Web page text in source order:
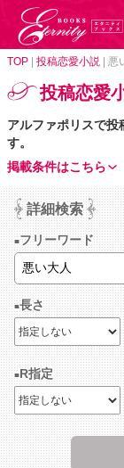
TOP 投稿恋愛小説 悪
投稿恋愛
アルファポリスで
す。
掲載条件はこちら
詳細検索
フリーワード
長さ
R指定